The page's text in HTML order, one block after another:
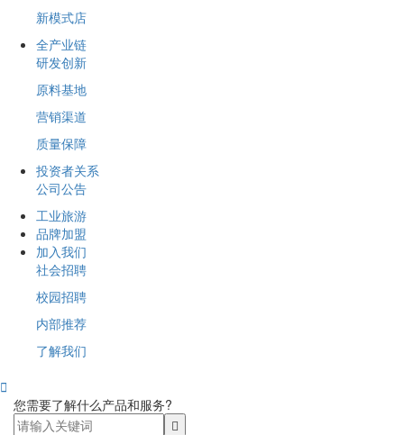
新模式店
全产业链
研发创新
原料基地
营销渠道
质量保障
投资者关系
公司公告
工业旅游
品牌加盟
加入我们
社会招聘
校园招聘
内部推荐
了解我们

您需要了解什么产品和服务?